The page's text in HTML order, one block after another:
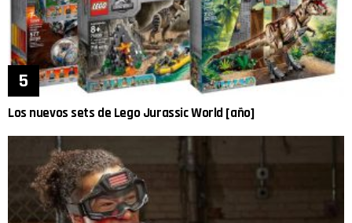
Los nuevos sets de Lego Jurassic World [año]